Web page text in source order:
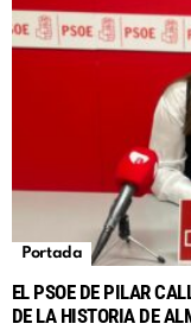
Portada
EL PSOE DE PILAR
DE LA HISTORIA DE